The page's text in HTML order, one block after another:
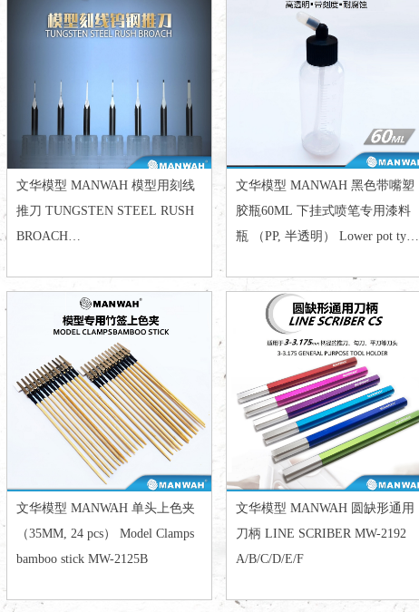
文华模型 MANWAH 模型用刻线
推刀 TUNGSTEN STEEL RUSH
BROACH
文华模型 MANWAH 黑色带嘴塑
胶瓶60ML 下挂式喷笔专用漆料
瓶 （PP, 半透明） Lower pot type
文华模型 MANWAH 单头上色夹
（35MM, 24 pcs） Model Clamps
bamboo stick MW-2125B
文华模型 MANWAH 圆缺形通用
刀柄 LINE SCRIBER MW-2192
A/B/C/D/E/F